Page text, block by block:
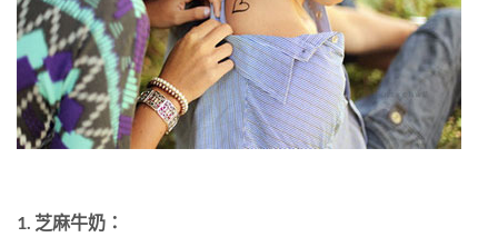
1. 芝麻牛奶：